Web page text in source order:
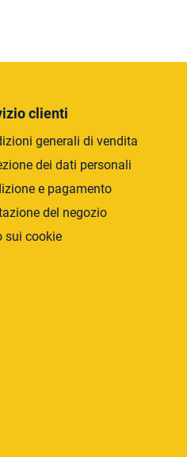
clienti
generali di vendita
dei dati personali
e pagamento
del negozio
sui cookie